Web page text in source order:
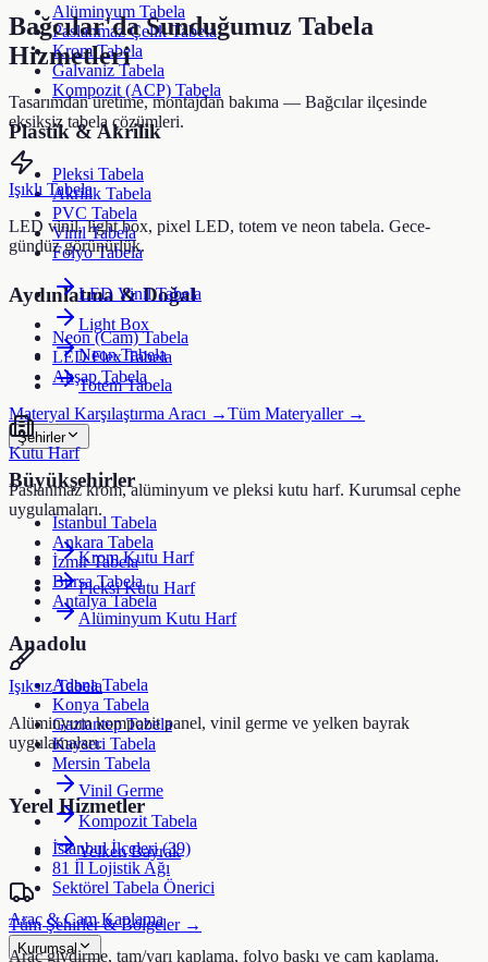
Alüminyum Tabela
Paslanmaz Çelik Tabela
Krom Tabela
Galvaniz Tabela
Kompozit (ACP) Tabela
Plastik & Akrilik
Pleksi Tabela
Akrilik Tabela
PVC Tabela
Vinil Tabela
Folyo Tabela
Aydınlatma & Doğal
Neon (Cam) Tabela
LED Flex Tabela
Ahşap Tabela
Materyal Karşılaştırma Aracı →Tüm Materyaller →
Şehirler
Büyükşehirler
İstanbul Tabela
Ankara Tabela
İzmir Tabela
Bursa Tabela
Antalya Tabela
Anadolu
Adana Tabela
Konya Tabela
Gaziantep Tabela
Kayseri Tabela
Mersin Tabela
Yerel Hizmetler
İstanbul İlçeleri (39)
81 İl Lojistik Ağı
Sektörel Tabela Önerici
Tüm Şehirler & Bölgeler →
Kurumsal
Bağcılar'da Sunduğumuz Tabela
Hizmetleri
Tasarımdan üretime, montajdan bakıma — Bağcılarilçesinde
eksiksiz tabela çözümleri.
Işıklı Tabela
LED vinil, light box, pixel LED, totem ve neon tabela. Gece-
gündüz görünürlük.
LED Vinil Tabela
Light Box
Neon Tabela
Totem Tabela
Kutu Harf
Paslanmaz krom, alüminyum ve pleksi kutu harf. Kurumsal cephe
uygulamaları.
Krom Kutu Harf
Pleksi Kutu Harf
Alüminyum Kutu Harf
Işıksız Tabela
Alüminyum kompozit panel, vinil germe ve yelken bayrak
uygulamaları.
Vinil Germe
Kompozit Tabela
Yelken Bayrak
Araç & Cam Kaplama
Araç giydirme, tam/yarı kaplama, folyo baskı ve cam kaplama.